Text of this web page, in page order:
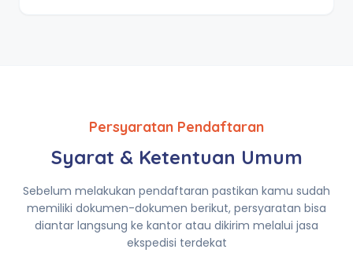
Persyaratan Pendaftaran
Syarat & Ketentuan Umum
Sebelum melakukan pendaftaran pastikan kamu sudah
memiliki dokumen-dokumen berikut, persyaratan bisa
diantar langsung ke kantor atau dikirim melalui jasa
ekspedisi terdekat